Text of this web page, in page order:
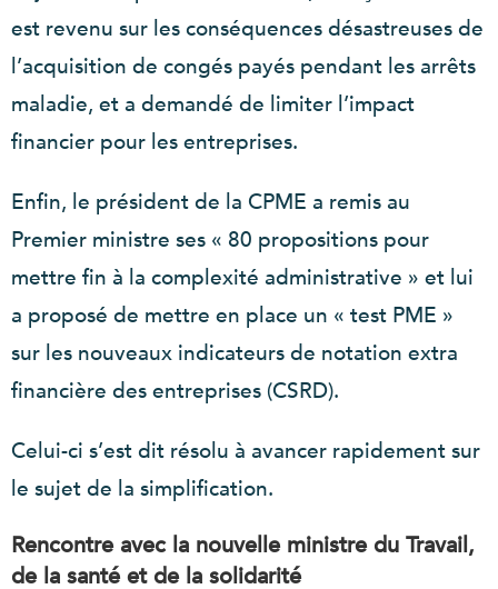
est revenu sur les conséquences désastreuses de
l’acquisition de congés payés pendant les arrêts
maladie, et a demandé de limiter l’impact
financier pour les entreprises.
Enfin, le président de la CPME a remis au
Premier ministre ses « 80 propositions pour
mettre fin à la complexité administrative » et lui
a proposé de mettre en place un « test PME »
sur les nouveaux indicateurs de notation extra
financière des entreprises (CSRD).
Celui-ci s’est dit résolu à avancer rapidement sur
le sujet de la simplification.
Rencontre avec la nouvelle ministre du Travail,
de la santé et de la solidarité